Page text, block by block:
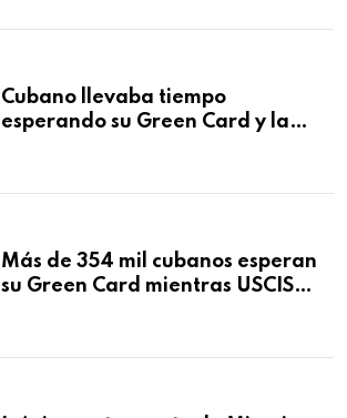
Cubano llevaba tiempo
esperando su Green Card y la
Más de 354 mil cubanos esperan
su Green Card mientras USCIS